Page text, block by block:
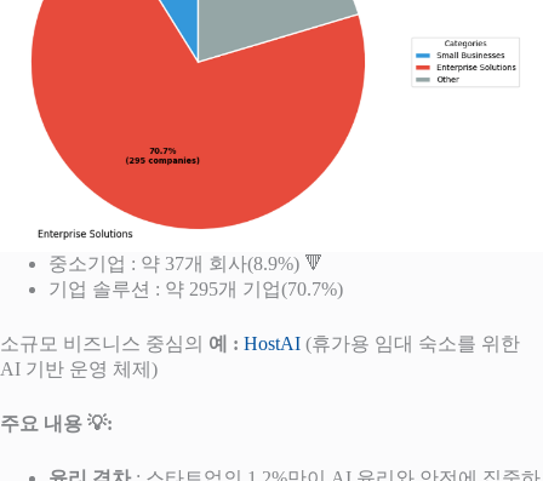
중소기업 : 약 37개 회사(8.9%) 🔻
기업 솔루션 : 약 295개 기업(70.7%)
소규모 비즈니스 중심의 예 : HostAI (휴가용 임대 숙소를 위한
AI 기반 운영 체제)
주요 내용 💡: